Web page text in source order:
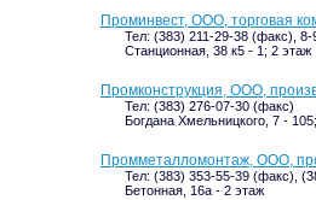
Проминвест, ООО, торговая
Тел: (383) 211-29-38 (факс), 8-
Станционная, 38 к5 - 1; 2 этаж
Промконструкция, ООО,
Тел: (383) 276-07-30 (факс)
Богдана Хмельницкого, 7 -
Промметалломонтаж, ООО,
Тел: (383) 353-55-39 (факс),
Бетонная, 16а - 2 этаж